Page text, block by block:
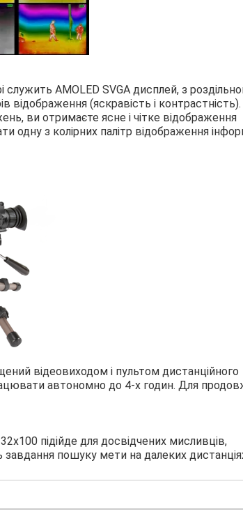
AMOLED SVGA дисплей, з
(яскравість і
ви отримаєте ясне і чітке відображення
одну з колірних палітр відображення
відеовиходом і пультом дистанційного
автономно до 4-х годин. Для
підійде для досвідчених мисливців,
пошуку мети на далеких